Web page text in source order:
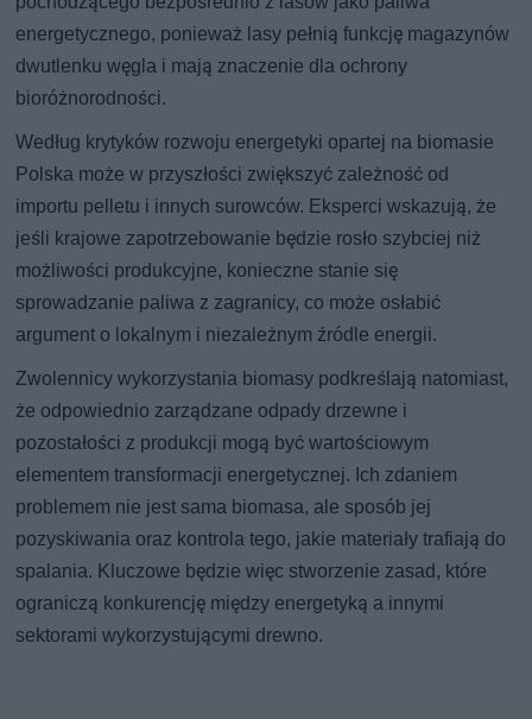
energetycznego, ponieważ lasy pełnią funkcję magazynów
dwutlenku węgla i mają znaczenie dla ochrony
bioróżnorodności.
Według krytyków rozwoju energetyki opartej na biomasie
Polska może w przyszłości zwiększyć zależność od
importu pelletu i innych surowców. Eksperci wskazują, że
jeśli krajowe zapotrzebowanie będzie rosło szybciej niż
możliwości produkcyjne, konieczne stanie się
sprowadzanie paliwa z zagranicy, co może osłabić
argument o lokalnym i niezależnym źródle energii.
Zwolennicy wykorzystania biomasy podkreślają natomiast,
że odpowiednio zarządzane odpady drzewne i
pozostałości z produkcji mogą być wartościowym
elementem transformacji energetycznej. Ich zdaniem
problemem nie jest sama biomasa, ale sposób jej
pozyskiwania oraz kontrola tego, jakie materiały trafiają do
spalania. Kluczowe będzie więc stworzenie zasad, które
ograniczą konkurencję między energetyką a innymi
sektorami wykorzystującymi drewno.